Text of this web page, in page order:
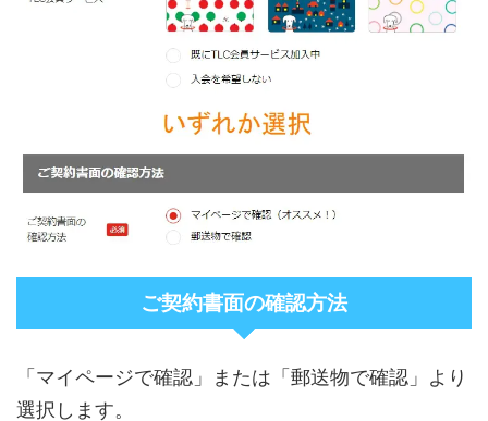
ご契約書面の確認方法
「マイページで確認」または「郵送物で確認」より
選択します。